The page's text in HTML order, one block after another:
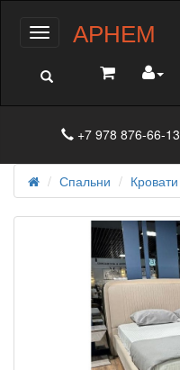
МенюАРНЕМ
+7 978 876-66-13
Спальни Кровати